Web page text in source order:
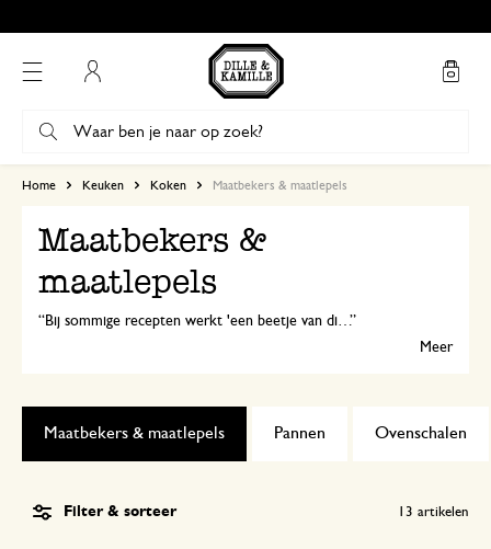
Home Keuken Koken Maatbekers & maatlepels
Maatbekers &
maatlepels
Bij sommige recepten werkt 'een beetje van dit en een snufje van dat', maar soms is koken – en zeker bakken! – echt precisiewerk. Bij Dille & Kamille vind je daarom handige maatlepels en maatbekers.
Meer
Pannen Ovenschalen
Maatbekers & maatlepels
Filter & sorteer 13 artikelen